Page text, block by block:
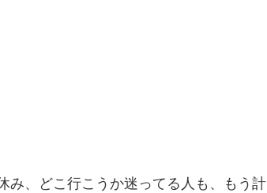
、どこ行こうか迷ってる人も、もう計